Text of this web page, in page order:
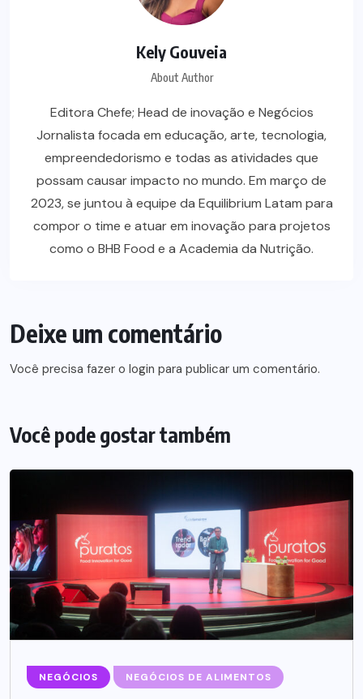
Kely Gouveia
About Author
Editora Chefe; Head de inovação e Negócios
Jornalista focada em educação, arte, tecnologia,
empreendedorismo e todas as atividades que
possam causar impacto no mundo. Em março de
2023, se juntou à equipe da Equilibrium Latam para
compor o time e atuar em inovação para projetos
como o BHB Food e a Academia da Nutrição.
Deixe um comentário
Você precisa fazer o login para publicar um comentário.
Você pode gostar também
NEGÓCIOS NEGÓCIOS DE ALIMENTOS